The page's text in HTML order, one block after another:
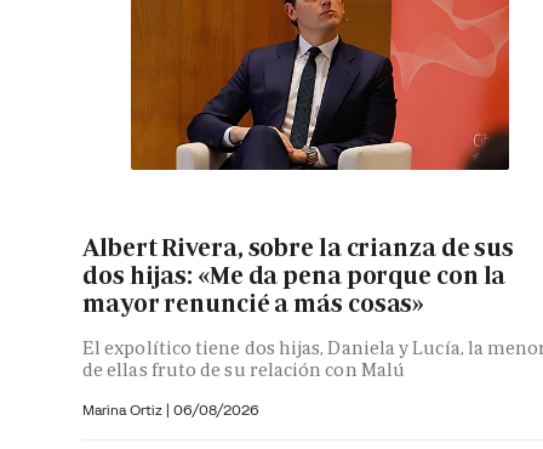
Albert Rivera, sobre la crianza de sus
dos hijas: «Me da pena porque con la
mayor renuncié a más cosas»
El expolítico tiene dos hijas, Daniela y Lucía, la
de ellas fruto de su relación con Malú
Marina Ortiz | 06/08/2026